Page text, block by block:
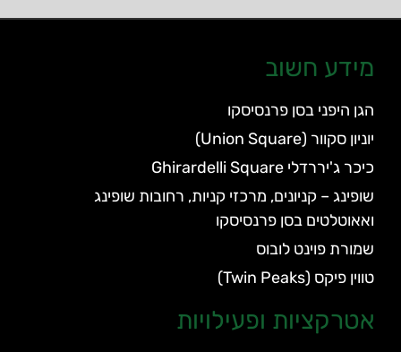
מידע חשוב
הגן היפני בסן פרנסיסקו
יוניון סקוור (Union Square)
כיכר ג'יררדלי Ghirardelli Square
שופינג – קניונים, מרכזי קניות, רחובות שופינג
ואאוטלטים בסן פרנסיסקו
שמורת פוינט לובוס
טווין פיקס (Twin Peaks)
אטרקציות ופעילויות